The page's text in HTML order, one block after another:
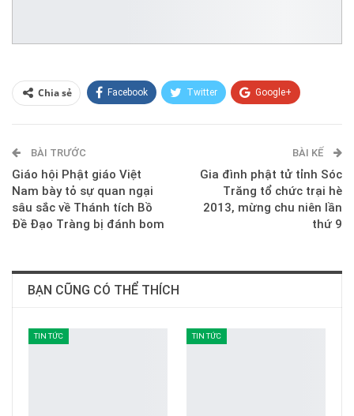
Chia sẻ Facebook Twitter Google+
E-mail
BÀI TRƯỚC
Giáo hội Phật giáo Việt
Nam bày tỏ sự quan ngại
sâu sắc về Thánh tích Bồ
Đề Đạo Tràng bị đánh bom
BÀI KẾ
Gia đình phật tử tỉnh Sóc
Trăng tổ chức trại hè
2013, mừng chu niên lần
thứ 9
BẠN CŨNG CÓ THỂ THÍCH
TIN TỨC TIN TỨC